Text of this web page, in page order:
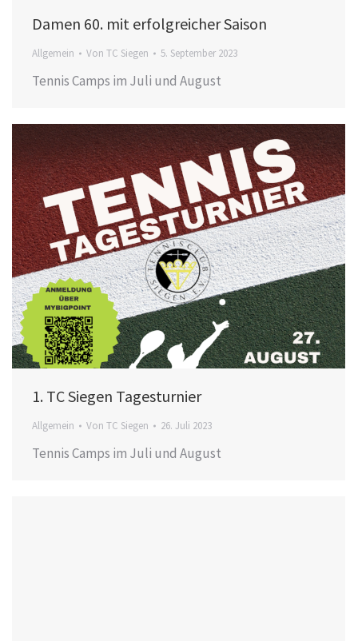
Damen 60. mit erfolgreicher Saison
Allgemein Von TC Siegen 5. September 2023
Tennis Camps im Juli und August
1. TC Siegen Tagesturnier
Allgemein Von TC Siegen 26. Juli 2023
Tennis Camps im Juli und August